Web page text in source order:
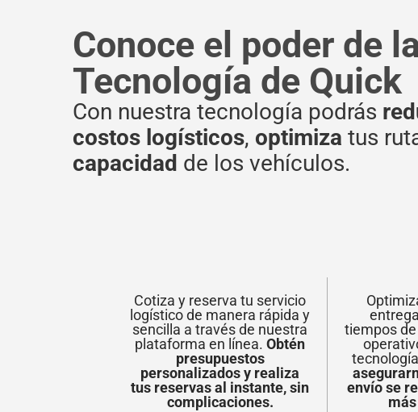
Conoce el poder de
Tecnología de Quick
Con nuestra tecnología podrás
costos logísticos, optimiza tus
capacidad de los vehículos.
Cotiza y reserva tu servicio
logístico de manera rápida y
sencilla a través de nuestra
plataforma en línea. Obtén
presupuestos
personalizados y realiza
tus reservas al instante, sin
complicaciones.
tiempos
envío se